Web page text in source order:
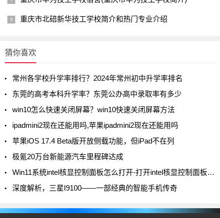
重庆市北碚新华技工学校简介和热门专业介绍
猜你喜欢
常州各学校升学率排行？2024年常州初中升学率排名
东莞的高考本科升学率？东莞公办高中录取率有多少
win10怎么快速关闭屏幕？win10快速关闭屏幕方法
ipadmini2现在还能用吗,苹果ipadmini2现在还能用吗
苹果iOS 17.4 Beta版开放侧载功能，但iPad不在列
极氪20万台新能源汽车里程碑达成
Win11系统intel核显控制面板怎么打开-打开intel核显控制面板的方法
深度解析，三星I9100——一部经典的智能手机传奇